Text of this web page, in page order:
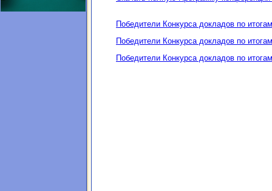
Победители Конкурса докладов по
Победители Конкурса докладов по
Победители Конкурса докладов по